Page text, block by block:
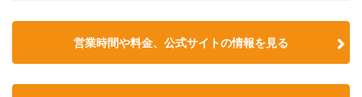
営業時間や料金、公式サイトの情報を見る